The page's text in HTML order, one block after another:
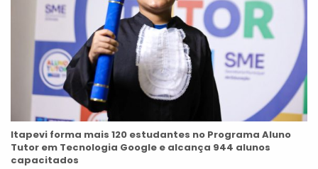
Itapevi forma mais 120 estudantes no Programa Aluno
Tutor em Tecnologia Google e alcança 944 alunos
capacitados